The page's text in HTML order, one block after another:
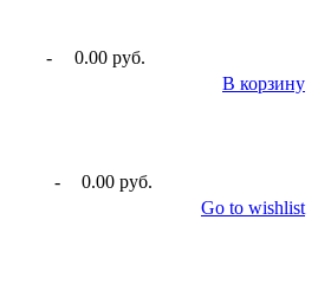
-
0.00 руб.
В корзину
-
0.00 руб.
Go to wishlist